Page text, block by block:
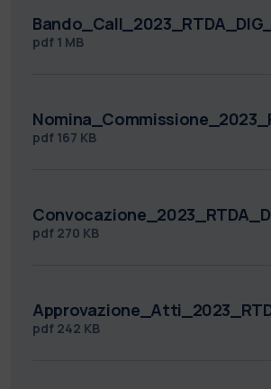
pdf 1 MB
pdf 167 KB
pdf 270 KB
pdf 242 KB